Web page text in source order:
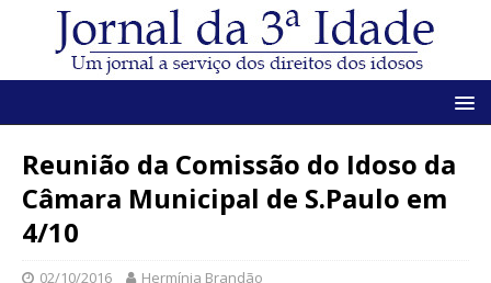
Reunião da Comissão do Idoso da
Câmara Municipal de S.Paulo em
4/10
02/10/2016 Hermínia Brandão